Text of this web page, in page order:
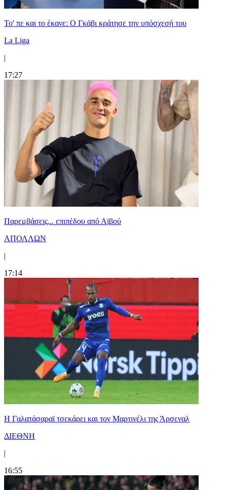
Το' πε και το έκανε: Ο Γκάβι κράτησε την υπόσχεσή του
La Liga
|
17:27
Παρεμβάσεις... επιπέδου από Αϊβού
ΑΠΟΛΛΩΝ
|
17:14
H Γαλατάσαραϊ τσεκάρει και τον Μαρτινέλι της Άρσεναλ
ΔΙΕΘΝΗ
|
16:55